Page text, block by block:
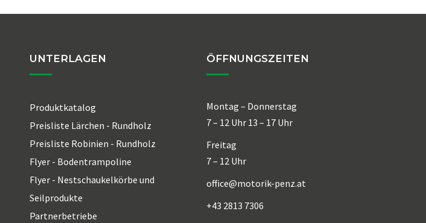
UNTERLAGEN
Produktkatalog
Preisliste Lärchen - Rundholz
Preisliste Robinien - Rundholz
Flyer - Bodentrampoline
Flyer - Nestschaukelkörbe und
Seilprodukte
Partnerbetriebe
ÖFFNUNGSZEITEN
Montag – Donnerstag
7 – 12 Uhr 13 – 17 Uhr
Freitag
7 – 12 Uhr
office@motorik-penz.at
+43 2813 7306